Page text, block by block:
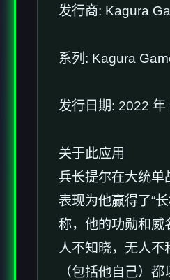
发行商: Kagura
系列: Kagura
发行日期: 2022 年
关于此应用
兵长提尔在大统单
表现为他赢得了“
称，他的功勋和威
人不知晓，无人不
（包括他自己）